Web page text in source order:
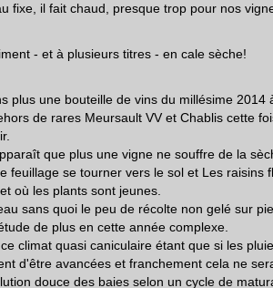
fixe, il fait chaud, presque trop pour nos
- et à plusieurs titres - en cale sèche!
plus une bouteille de vins du millésime
de rares Meursault VV et Chablis cette
que plus une vigne ne souffre de la
feuillage se tourner vers le sol et Les raisins
où les plants sont jeunes.
sans quoi le peu de récolte non gelé sur
de plus en cette année complexe.
climat quasi caniculaire étant que si les
d'être avancées et franchement cela ne
douce des baies selon un cycle de